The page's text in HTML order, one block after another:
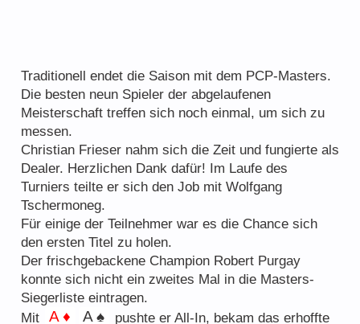
Regelwerk
Traditionell endet die Saison mit dem PCP-Masters.
Die besten neun Spieler der abgelaufenen
Meisterschaft treffen sich noch einmal, um sich zu
messen.
Christian Frieser nahm sich die Zeit und fungierte als
Dealer. Herzlichen Dank dafür! Im Laufe des
Turniers teilte er sich den Job mit Wolfgang
Tschermoneg.
Für einige der Teilnehmer war es die Chance sich
den ersten Titel zu holen.
Der frischgebackene Champion Robert Purgay
konnte sich nicht ein zweites Mal in die Masters-
Siegerliste eintragen.
Mit
A ♦ A ♠
pushte er All-In, bekam das erhoffte